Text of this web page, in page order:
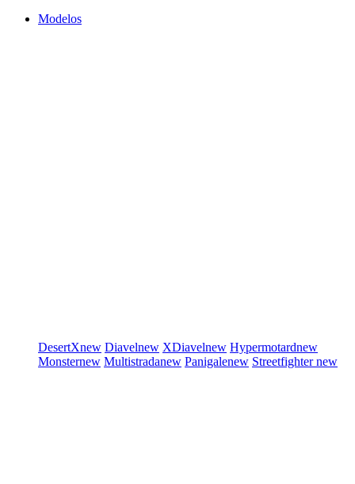
Modelos
DesertXnew Diavelnew XDiavelnew Hypermotardnew
Monsternew Multistradanew Panigalenew Streetfighternew